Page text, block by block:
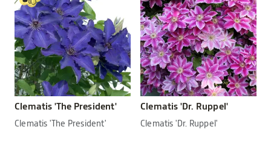
Clematis 'The President'
Clematis 'The President'
Clematis 'Dr. Ruppel'
Clematis 'Dr. Ruppel'